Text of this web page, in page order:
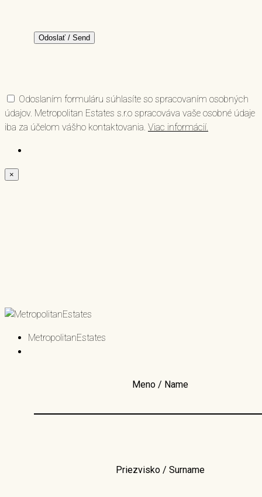
Odoslaním formuláru súhlasíte so spracovaním osobných
údajov. Metropolitan Estates s.r.o spracováva vaše osobné údaje
iba za účelom vášho kontaktovania. Viac informácií.
×
MetropolitanEstates
Meno / Name
Priezvisko / Surname